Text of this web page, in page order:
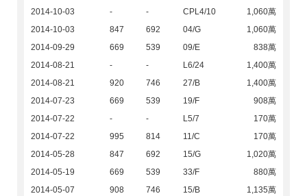
2014-10-03
- - CPL4/10
1,060萬
2014-10-03
847 692 04/G
1,060萬
2014-09-29
669 539 09/E
838萬
2014-08-21
- - L6/24
1,400萬
2014-08-21
920 746 27/B
1,400萬
2014-07-23
669 539 19/F
908萬
2014-07-22
- - L5/7
170萬
2014-07-22
995 814 11/C
170萬
2014-05-28
847 692 15/G
1,020萬
2014-05-19
669 539 33/F
880萬
2014-05-07
908 746 15/B
1,135萬